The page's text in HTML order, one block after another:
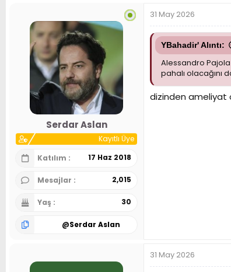
Serdar Aslan
Kayıtlı Üye
Katılım
17 Haz 2018
Mesajlar 2,015
Yaş 30
@Serdar Aslan
31 May 2026
YBahadir' Alıntı:
Alessandro Pajola
pahalı olacağını
dizinden ameliyat
31 May 2026